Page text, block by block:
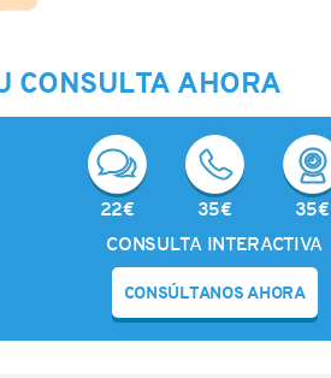
CONSULTA AHORA
22€ 35€
35€
CONSULTA INTERACTIVA
CONSÚLTANOS AHORA